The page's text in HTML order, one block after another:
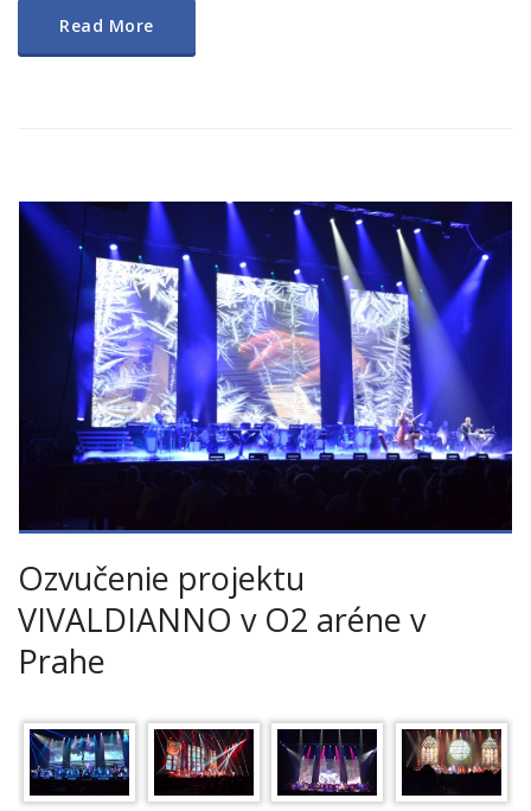
Read More
Ozvučenie projektu
VIVALDIANNO v O2 aréne v
Prahe